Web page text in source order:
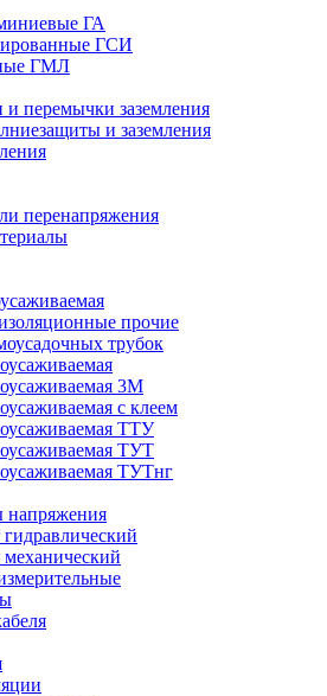
ГА
ГСИ
ГМЛ
перемычки заземления
и заземления
перенапряжения
прочие
трубок
3М
с клеем
ТТУ
ТУТ
ТУТнг
напряжения